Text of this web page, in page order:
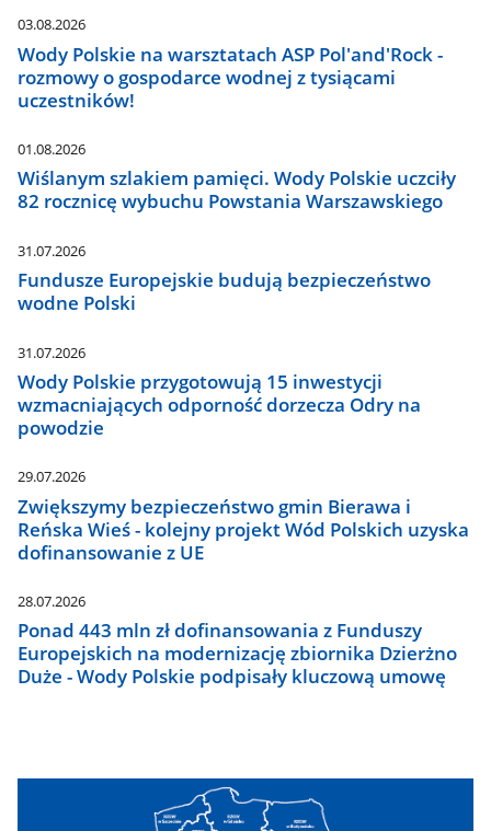
03.08.2026
Wody Polskie na warsztatach ASP Pol'and'Rock -
rozmowy o gospodarce wodnej z tysiącami
uczestników!
01.08.2026
Wiślanym szlakiem pamięci. Wody Polskie uczciły
82 rocznicę wybuchu Powstania Warszawskiego
31.07.2026
Fundusze Europejskie budują bezpieczeństwo
wodne Polski
31.07.2026
Wody Polskie przygotowują 15 inwestycji
wzmacniających odporność dorzecza Odry na
powodzie
29.07.2026
Zwiększymy bezpieczeństwo gmin Bierawa i
Reńska Wieś - kolejny projekt Wód Polskich uzyska
dofinansowanie z UE
28.07.2026
Ponad 443 mln zł dofinansowania z Funduszy
Europejskich na modernizację zbiornika Dzierżno
Duże - Wody Polskie podpisały kluczową umowę